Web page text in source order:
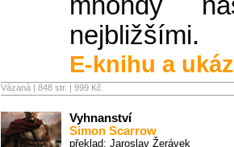
nejbližšími.
E-knihu a
Vázaná | 848 str. | 999 Kč
Vyhnanství
Simon Scarrow
překlad: Jaroslav Žerávek